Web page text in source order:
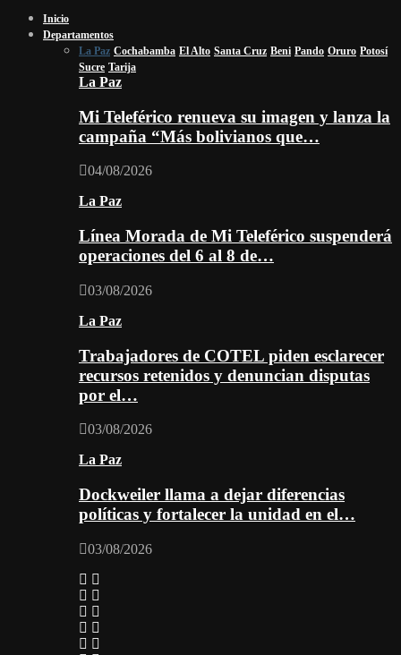
Inicio
Departamentos
La Paz Cochabamba El Alto Santa Cruz Beni Pando Oruro Potosí
Sucre Tarija
La Paz
Mi Teleférico renueva su imagen y lanza la
campaña “Más bolivianos que…
04/08/2026
La Paz
Línea Morada de Mi Teleférico suspenderá
operaciones del 6 al 8 de…
03/08/2026
La Paz
Trabajadores de COTEL piden esclarecer
recursos retenidos y denuncian disputas
por el…
03/08/2026
La Paz
Dockweiler llama a dejar diferencias
políticas y fortalecer la unidad en el…
03/08/2026